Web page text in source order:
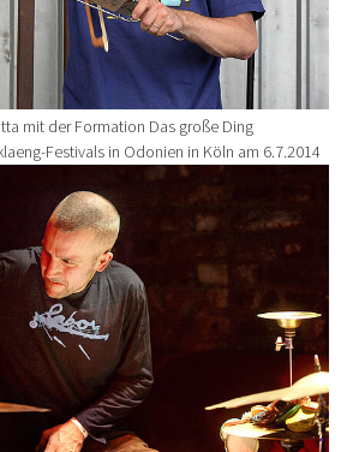
mit der Formation Das große Ding
Festivals in Odonien in Köln am 6.7.2014